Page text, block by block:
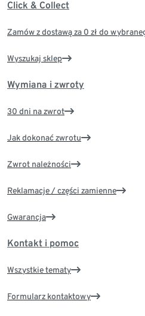
Click & Collect
Zamów z dostawą za 0 zł do
Wyszukaj sklep
Wymiana i zwroty
30 dni na zwrot
Jak dokonać zwrotu
Zwrot należności
Reklamacje / części zamienne
Gwarancja
Kontakt i pomoc
Wszystkie tematy
Formularz kontaktowy